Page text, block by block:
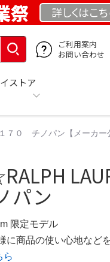
祭 詳しくはこ
ご利用案内
お問い合わせ
ストア
７０ チノパン【メーカー
パン
限定モデル
に商品の使い心地など
ら